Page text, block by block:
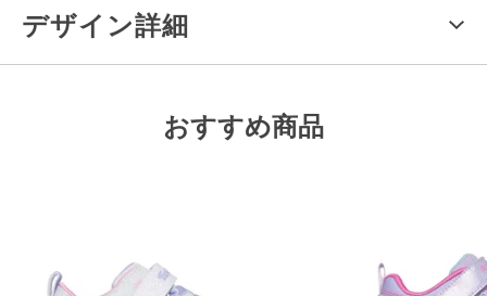
デザイン詳細
おすすめ商品